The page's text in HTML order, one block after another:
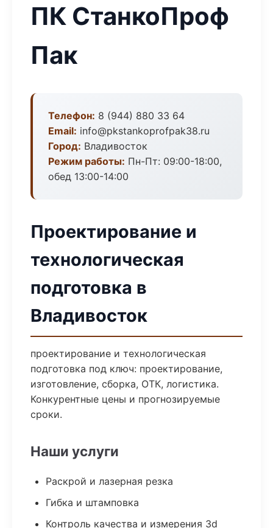
ПК СтанкоПроф
Пак
Телефон: 8 (944) 880 33 64
Email: info@pkstankoprofpak38.ru
Город: Владивосток
Режим работы: Пн-Пт: 09:00-18:00,
обед 13:00-14:00
Проектирование и
технологическая
подготовка в
Владивосток
проектирование и технологическая
подготовка под ключ: проектирование,
изготовление, сборка, ОТК, логистика.
Конкурентные цены и прогнозируемые
сроки.
Наши услуги
Раскрой и лазерная резка
Гибка и штамповка
Контроль качества и измерения 3d